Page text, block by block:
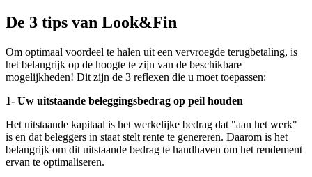
De 3 tips van Look&Fin
Om optimaal voordeel te halen uit een vervroegde terugbetaling, is
het belangrijk op de hoogte te zijn van de beschikbare
mogelijkheden! Dit zijn de 3 reflexen die u moet toepassen:
1- Uw uitstaande beleggingsbedrag op peil houden
Het uitstaande kapitaal is het werkelijke bedrag dat "aan het werk"
is en dat beleggers in staat stelt rente te genereren. Daarom is het
belangrijk om dit uitstaande bedrag te handhaven om het rendement
ervan te optimaliseren.